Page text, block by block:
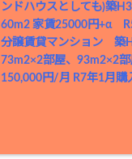
ンドハウスとしても)築
60m2 家賃25000円+α
分譲賃貸マンション 築
73m2×2部屋、93m2×2
150,000円/月 R7年1月購